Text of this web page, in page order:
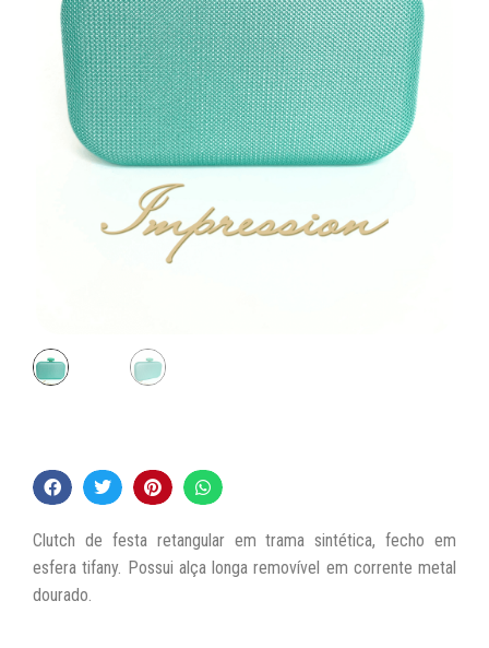
Clutch de festa retangular em trama sintética, fecho em
esfera tifany. Possui alça longa removível em corrente metal
dourado.